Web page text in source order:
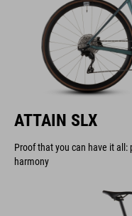
ATTAIN SLX
Proof that you can have it
harmony